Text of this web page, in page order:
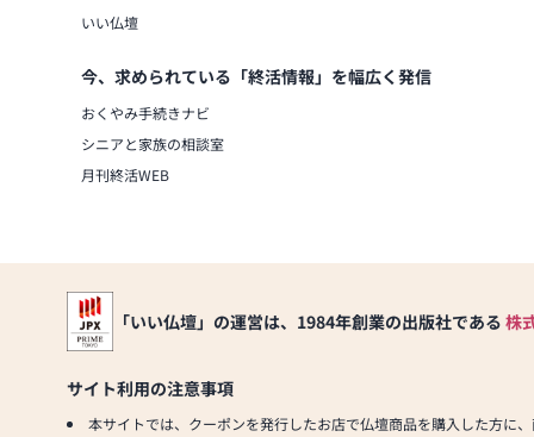
いい仏壇
今、求められている「終活情報」を幅広く発信
おくやみ手続きナビ
シニアと家族の相談室
月刊終活WEB
「いい仏壇」の運営は、1984年創業の出版社である 株
サイト利用の注意事項
本サイトでは、クーポンを発行したお店で仏壇商品を購入した方に